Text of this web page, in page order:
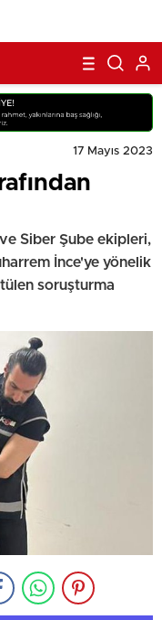
17 Mayıs 2023
Siber Şube ekipleri,
İnce'ye yönelik
soruşturma